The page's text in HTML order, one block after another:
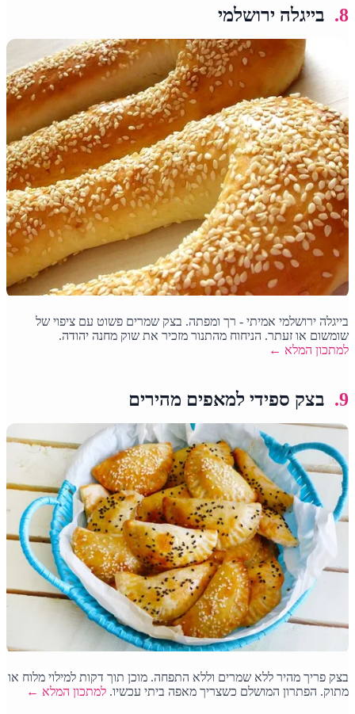
8. בייגלה ירושלמי
בייגלה ירושלמי אמיתי - רך ומפתה. בצק שמרים פשוט עם ציפוי של
שומשום או זעתר. הניחוח מהתנור מזכיר את שוק מחנה יהודה.
למתכון המלא ←
9. בצק ספידי למאפים מהירים
בצק פריך מהיר ללא שמרים וללא התפחה. מוכן תוך דקות למילוי מלוח או
מתוק. הפתרון המושלם כשצריך מאפה ביתי עכשיו.למתכון המלא ←